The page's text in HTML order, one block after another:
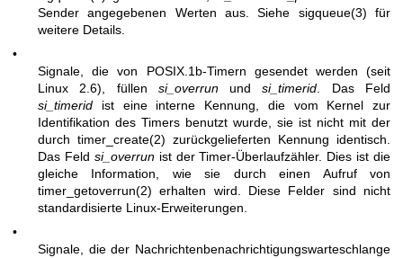
Sender angegebenen Werten aus. Siehe sigqueue(3) für
weitere Details.
•
Signale, die von POSIX.1b-Timern gesendet werden (seit
Linux 2.6), füllen si_overrunundsi_timerid . Das Feld
si_timerid ist eine interne Kennung, die vom Kernel zur
Identifikation des Timers benutzt wurde, sie ist nicht mit der
durch timer_create(2) zurückgelieferten Kennung identisch.
Das Feld si_overrunist der Timer-Überlaufzähler. Dies ist die
gleiche Information, wie sie durch einen Aufruf von
timer_getoverrun(2) erhalten wird. Diese Felder sind nicht
standardisierte Linux-Erweiterungen.
•
Signale, die der Nachrichtenbenachrichtigungswarteschlange